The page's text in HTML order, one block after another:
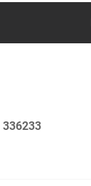
336233